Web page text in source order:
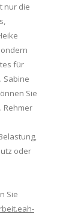
nur die
für
Sabine
Sie
Rehmer
oder
Sie